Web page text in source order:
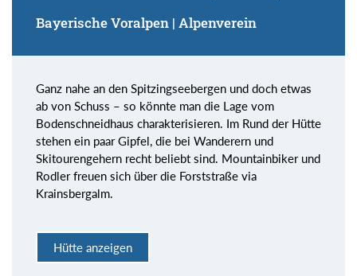
Bayerische Voralpen | Alpenverein
Ganz nahe an den Spitzingseebergen und doch etwas
ab von Schuss – so könnte man die Lage vom
Bodenschneidhaus charakterisieren. Im Rund der Hütte
stehen ein paar Gipfel, die bei Wanderern und
Skitourengehern recht beliebt sind. Mountainbiker und
Rodler freuen sich über die Forststraße via
Krainsbergalm.
Hütte anzeigen